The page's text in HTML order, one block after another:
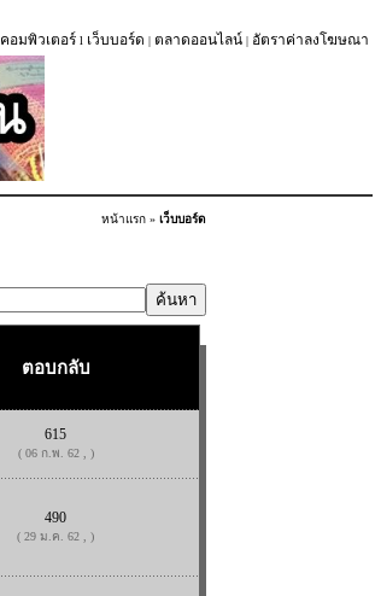
คอมพิวเตอร์ l เว็บบอร์ด | ตลาดออนไลน์ | อัตราค่าลงโฆษณา
หน้าแรก » เว็บบอร์ด
ตอบกลับ
615
( 06 ก.พ. 62 , )
490
( 29 ม.ค. 62 , )